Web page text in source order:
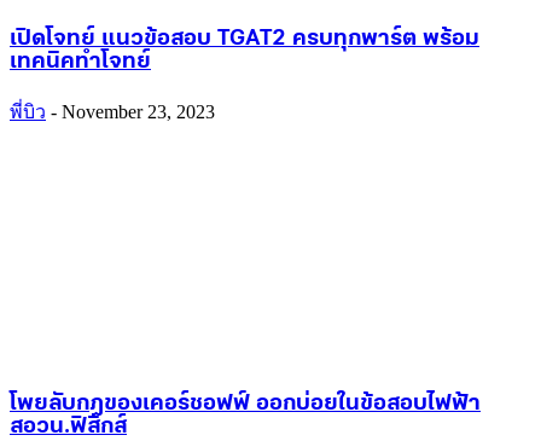
เปิดโจทย์ แนวข้อสอบ TGAT2 ครบทุกพาร์ต พร้อม
เทคนิคทำโจทย์
พี่บิว - November 23, 2023
โพยลับ กฎของเคอร์ชอฟฟ์ ออกบ่อยในข้อสอบไฟฟ้า
สอวน.ฟิสิกส์